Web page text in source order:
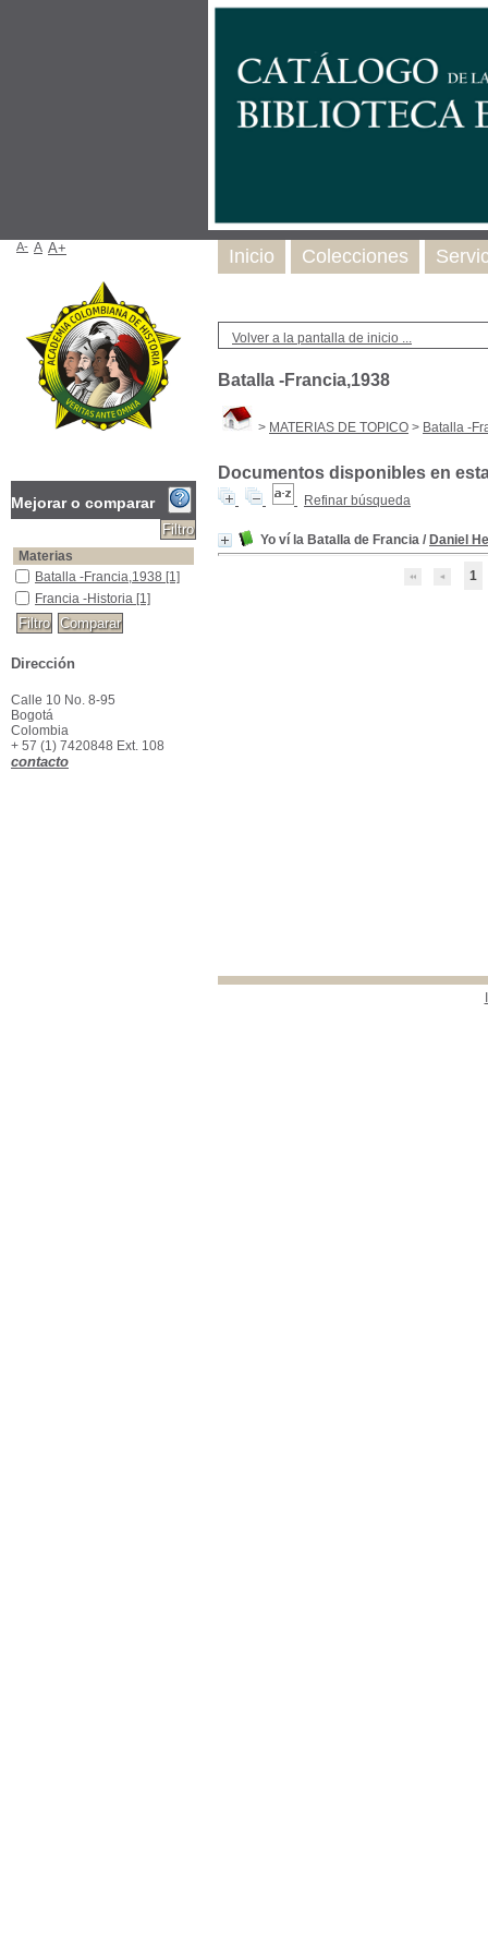
Volver a la pantalla de inicio ...
Batalla -Francia,1938
> MATERIAS DE TOPICO > Batalla -
Documentos disponibles en
Refinar búsqueda
Yo ví la Batalla de Francia / Daniel
1
Inicio Colecciones
A- A A+
Mejorar o comparar
Materias
Batalla -Francia,1938
Batalla -Francia,1938 [1]
Francia -Historia
Francia -Historia [1]
Dirección
Calle 10 No. 8-95
Bogotá
Colombia
+ 57 (1) 7420848 Ext. 108
contacto